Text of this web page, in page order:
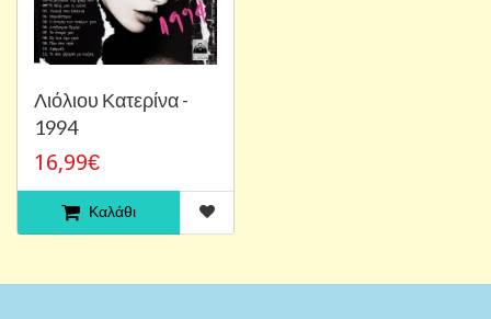
Λιόλιου Κατερίνα -
1994
16,99€
Καλάθι